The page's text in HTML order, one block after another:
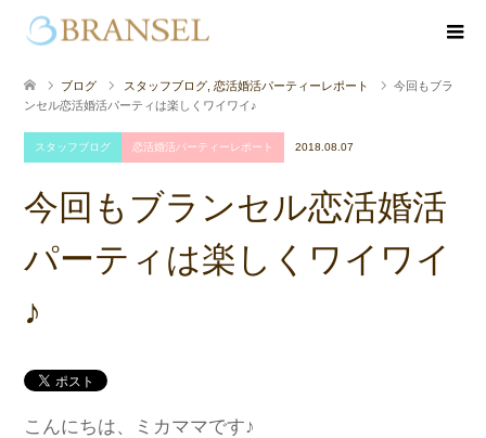
ブログ スタッフブログ 恋活婚活パーティーレポート
今回もブラ
ンセル恋活婚活パーティは楽しくワイワイ♪
スタッフブログ 恋活婚活パーティーレポート 2018.08.07
今回もブランセル恋活婚活
パーティは楽しくワイワイ
♪
こんにちは、ミカママです♪